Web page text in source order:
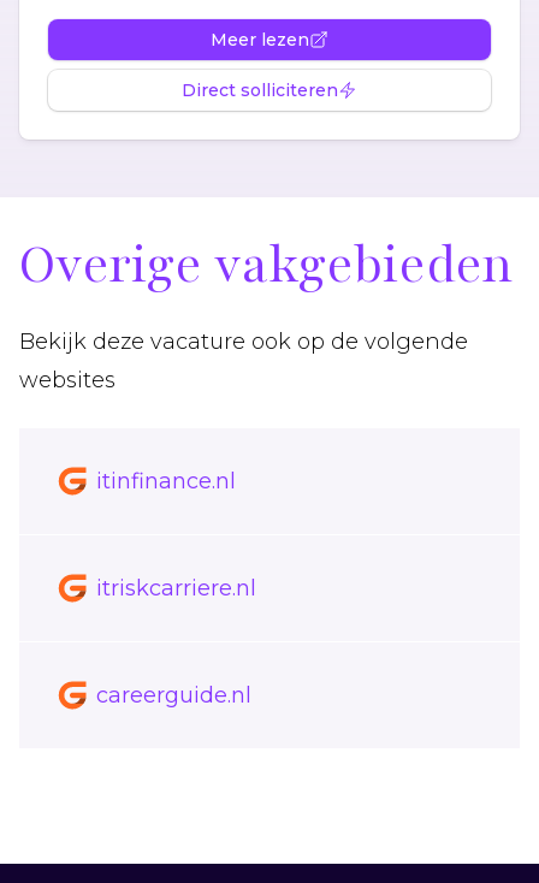
Meer lezen
Direct solliciteren
Overige vakgebieden
Bekijk deze vacature ook op de volgende
websites
itinfinance.nl
itriskcarriere.nl
careerguide.nl